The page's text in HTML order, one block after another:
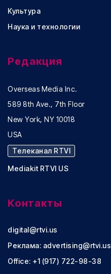
Культура
Наука и технологии
Редакция
Overseas Media Inc.
589 8th Ave., 7th Floor
New York, NY 10018
USA
Телеканал RTVI
Mediakit RTVI US
Контакты
digital@rtvi.us
Реклама: advertising@rtvi.us
Office: +1 (917) 722-98-38